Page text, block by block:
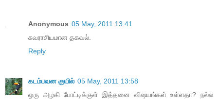
Anonymous 05 May, 2011 13:41
சுவராசியமான தகவல்.
Reply
கடம்பவன குயில் 05 May, 2011 13:58
ஒரு அழகி போட்டிக்குள் இத்தனை விஷயங்கள் உள்ளதா? நல்ல